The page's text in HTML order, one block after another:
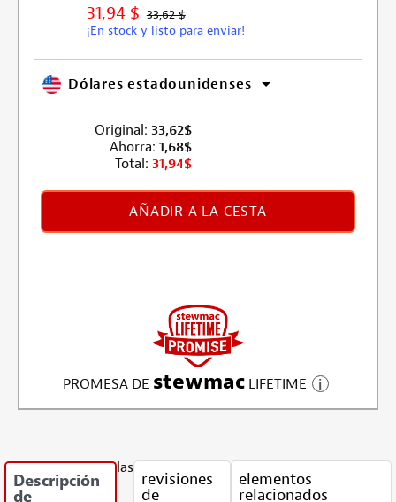
31,94 $ 33,62 $
¡En stock y listo para enviar!
Dólares estadounidenses
Original: 33,62$
Ahorra: 1,68$
Total: 31,94$
AÑADIR A LA CESTA
PROMESA DE stewmacLIFETIME
Descripción
de
las
revisiones
de
elementos
relacionados